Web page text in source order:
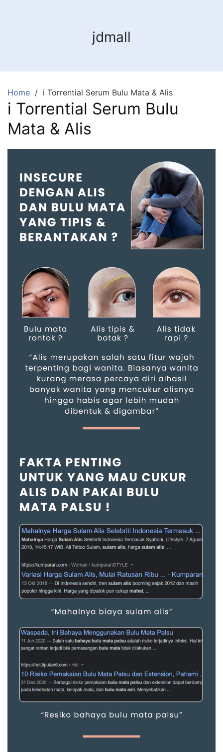
jdmall
Home i Torrential Serum Bulu Mata & Alis
i Torrential Serum Bulu
Mata & Alis